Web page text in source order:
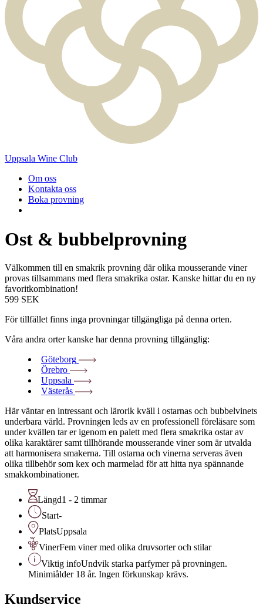
Uppsala Wine Club
Om oss
Kontakta oss
Boka provning
Ost & bubbelprovning
Välkommen till en smakrik provning där olika mousserande viner
provas tillsammans med flera smakrika ostar. Kanske hittar du en ny
favoritkombination!
599 SEK
För tillfället finns inga provningar tillgängliga på denna orten.
Våra andra orter kanske har denna provning tillgänglig:
Göteborg
Örebro
Uppsala
Västerås
Här väntar en intressant och lärorik kväll i ostarnas och bubbelvinets
underbara värld. Provningen leds av en professionell föreläsare som
under kvällen tar er igenom en palett med flera smakrika ostar av
olika karaktärer samt tillhörande mousserande viner som är utvalda
att harmonisera smakerna. Till ostarna och vinerna serveras även
olika tillbehör som kex och marmelad för att hitta nya spännande
smakkombinationer.
Längd1 - 2 timmar
Start-
PlatsUppsala
VinerFem viner med olika druvsorter och stilar
Viktig infoUndvik starka parfymer på provningen.
Minimiålder 18 år. Ingen förkunskap krävs.
Kundservice